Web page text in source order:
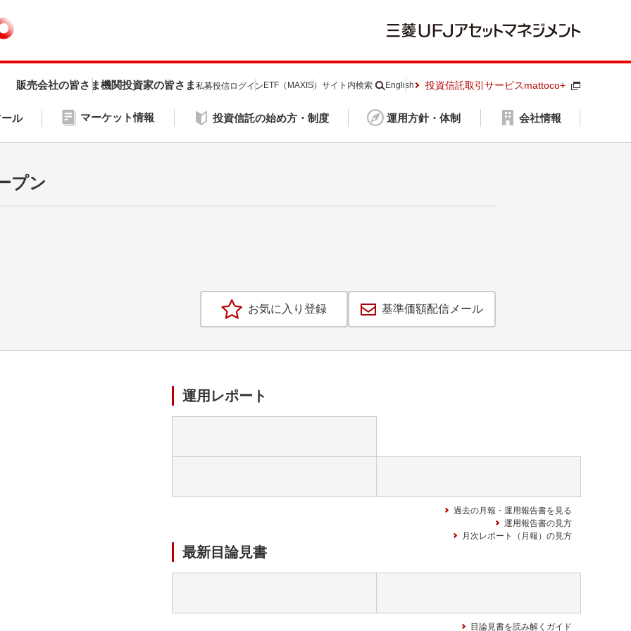
ル マーケット情報 投資信託の始め方・制度 運用方針・体制 会社情報
販売会社の皆さま機関投資家の皆さま 私募投信ログイン ETF（MAXIS） サイト内検索 English 投資信託取引サービスmattoco+
プン
お気に入り登録 基準価額配信メール
運用レポート
過去の月報・運用報告書を見る
運用報告書の見方
月次レポート（月報）の見方
最新目論見書
目論見書を読み解くガイド